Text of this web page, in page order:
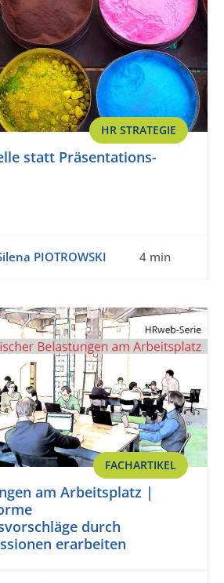
HR STRATEGIE
statt Präsentations-
PIOTROWSKI 4 min
FACHARTIKEL
am Arbeitsplatz |
durch
erarbeiten